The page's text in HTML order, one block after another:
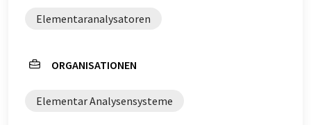
Elementaranalysatoren
ORGANISATIONEN
Elementar Analysensysteme